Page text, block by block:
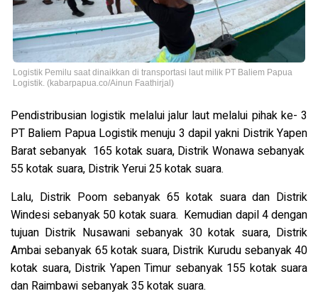
Logistik Pemilu saat dinaikkan di transportasi laut milik PT Baliem Papua
Logistik. (kabarpapua.co/Ainun Faathirjal)
Pendistribusian logistik melalui jalur laut melalui pihak ke- 3
PT Baliem Papua Logistik menuju 3 dapil yakni Distrik Yapen
Barat sebanyak 165 kotak suara, Distrik Wonawa sebanyak
55 kotak suara, Distrik Yerui 25 kotak suara.
Lalu, Distrik Poom sebanyak 65 kotak suara dan Distrik
Windesi sebanyak 50 kotak suara. Kemudian dapil 4 dengan
tujuan Distrik Nusawani sebanyak 30 kotak suara, Distrik
Ambai sebanyak 65 kotak suara, Distrik Kurudu sebanyak 40
kotak suara, Distrik Yapen Timur sebanyak 155 kotak suara
dan Raimbawi sebanyak 35 kotak suara.